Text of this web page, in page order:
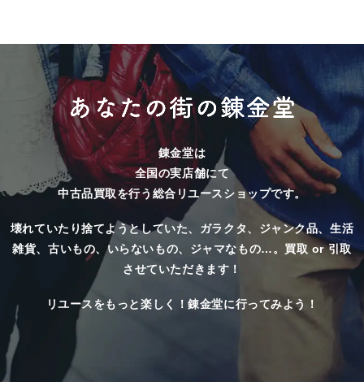
錬金堂は
全国の実店舗にて
中古品買取を行う総合リユースショップです。
壊れていたり捨てようとしていた、 ガラクタ、ジャンク品、生活
雑貨、古いもの、いらないもの、ジャマなもの…。 買取 or 引取
させていただきます！
リユースをもっと楽しく！錬金堂に行ってみよう！